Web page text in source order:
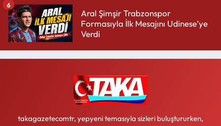
Aral Şimşir Trabzonspor
Formasıyla İlk Mesajını Udinese’ye
Verdi
6
takagazetecomtr, yepyeni temasıyla sizleri buluştururken,